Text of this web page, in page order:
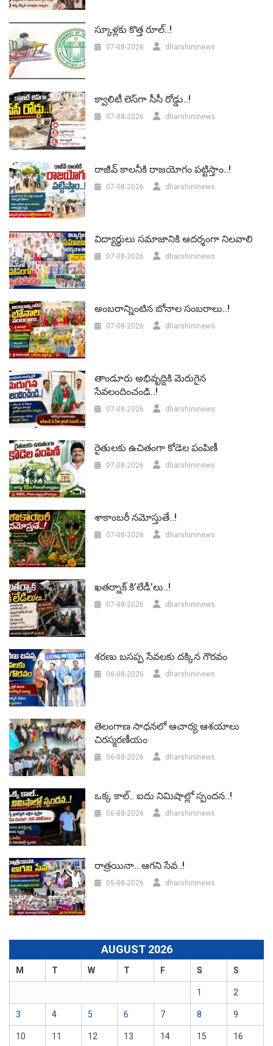
స్కూళ్లకు కొత్త రూల్..!
07-08-2026 dharshininews
క్వాలిటీ లెస్‌గా సీసీ రోడ్డు..!
07-08-2026 dharshininews
రాజీవ్ కాలనీకి రాజయోగం పట్టిస్తాం..!
07-08-2026 dharshininews
విద్యార్థులు సమాజానికి ఆదర్శంగా నిలవాలి
07-08-2026 dharshininews
అంబరాన్నింటిన బోనాల సంబరాలు..!
07-08-2026 dharshininews
తాండూరు అభివృద్దికి మెరుగైన
సేవలందించండి..!
07-08-2026 dharshininews
రైతులకు ఉచితంగా కోడెల పంపిణీ
07-08-2026 dharshininews
శాకాంబరీ నమోస్తుతే..!
07-08-2026 dharshininews
ఖతర్నాక్ కి’లేడీ’లు..!
07-08-2026 dharshininews
శరణు బసప్ప సేవలకు దక్కిన గౌరవం
06-08-2026 dharshininews
తెలంగాణ సాధనలో ఆచార్య ఆశయాలు
చిరస్మరణీయం
06-08-2026 dharshininews
ఒక్క కాల్.. ఐదు నిమిషాల్లో స్పందన..!
06-08-2026 dharshininews
రాత్రయినా.. ఆగని సేవ..!
05-08-2026 dharshininews
AUGUST 2026
M T W T F S S
1 2
3 4 5 6 7 8 9
10 11 12 13 14 15 16